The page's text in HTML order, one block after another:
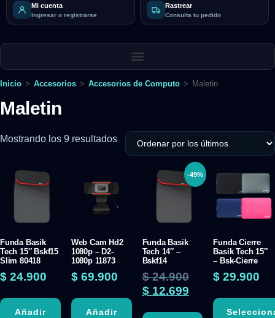
Mi cuenta
Ingresar o registrarse
Rastrear
Consulta tu pedido
Inicio > Accesorios > Accesorios de Computo > Maletin
Maletin
Mostrando los 9 resultados
Funda Basik
Tech 15″ Bskf15
Slim 80418
$ 24.900
Añadir
Web Cam Hd2
1080p – D2-
1080p 11873
$69.900
Añadir
-49%
Funda Basik
Tech 14″ –
Bskf14
$24.900
$12.699
Funda Cierre
Basik Tech 15″
– Bsk-Cierre
$ 29.900